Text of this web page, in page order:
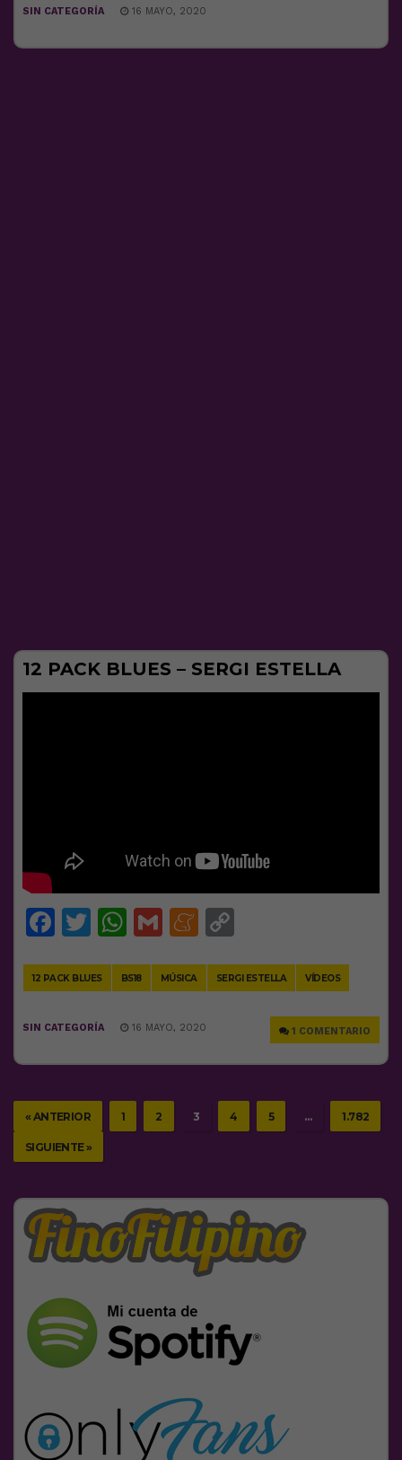
SIN CATEGORÍA 16 MAYO, 2020
12 PACK BLUES – SERGI ESTELLA
Facebook
Twitter
WhatsApp
GmailMeneame
12 PACK BLUES BS18 MÚSICA SERGI ESTELLA VÍDEOS
1 COMENTARIO
SIN CATEGORÍA 16 MAYO, 2020
« ANTERIOR 1 2 3 4 5 … 1.782
SIGUIENTE »